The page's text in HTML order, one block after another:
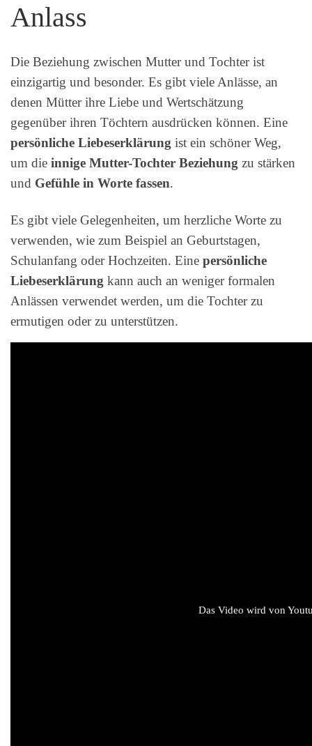
Anlass
Die Beziehung zwischen Mutter und Tochter ist
einzigartig und besonder. Es gibt viele Anlässe, an
denen Mütter ihre Liebe und Wertschätzung
gegenüber ihren Töchtern ausdrücken können. Eine
persönliche Liebeserklärung ist ein schöner Weg,
um die innige Mutter-Tochter Beziehung zu stärken
und Gefühle in Worte fassen.
Es gibt viele Gelegenheiten, um herzliche Worte zu
verwenden, wie zum Beispiel an Geburtstagen,
Schulanfang oder Hochzeiten. Eine persönliche
Liebeserklärung kann auch an weniger formalen
Anlässen verwendet werden, um die Tochter zu
ermutigen oder zu unterstützen.
Das Video wird von